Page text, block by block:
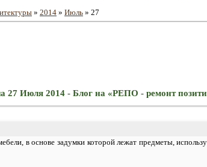
» 2014 » Июль » 27
27 Июля 2014 - Блог на «РЕПО - ремонт
в основе задумки которой лежат предметы,